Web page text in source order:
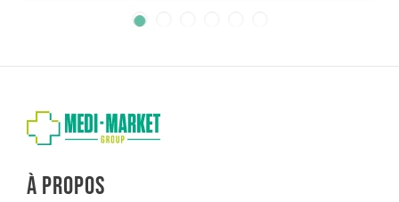
À propos